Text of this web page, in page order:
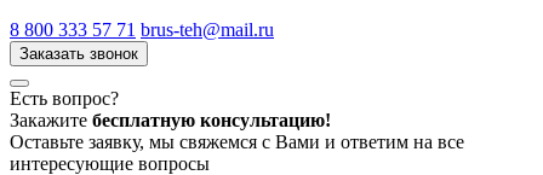
8 800 333 57 71 brus-teh@mail.ru
Заказать звонок
Есть вопрос?
Закажите бесплатную консультацию!
Оставьте заявку, мы свяжемся с Вами и ответим на все
интересующие вопросы